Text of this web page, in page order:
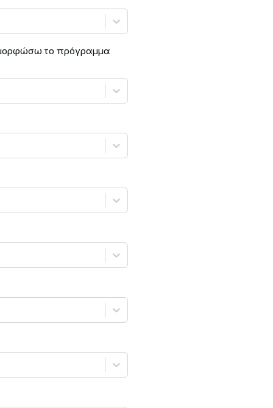
το πρόγραμμα